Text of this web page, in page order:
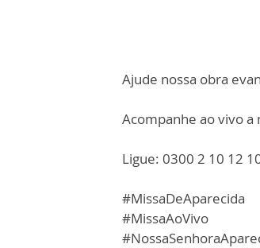
Ajude nossa obra
Acompanhe ao vivo a
Ligue: 0300 2 10 12
#MissaDeAparecida
#MissaAoVivo